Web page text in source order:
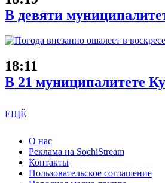
В девяти
18:11
В 21 муниципалитете
ЕЩЁ
О нас
Реклама на SochiStream
Контакты
Пользовательское соглашение